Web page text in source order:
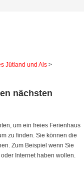
Jütland und Als >
nächsten
um ein freies Ferienhaus
zu finden. Sie können die
Zum Beispiel wenn Sie
Internet haben wollen.